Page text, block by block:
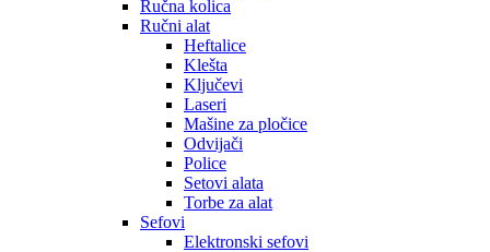
Ručna kolica
Ručni alat
Heftalice
Klešta
Ključevi
Laseri
Mašine za pločice
Odvijači
Police
Setovi alata
Torbe za alat
Sefovi
Elektronski sefovi